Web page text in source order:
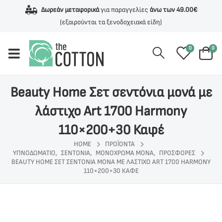
Δωρεάν μεταφορικάγια παραγγελίες άνω των 49.00€
(εξαιρούνται τα ξενοδοχειακά είδη)
0 0
Beauty Home Σετ σεντόνια μονά με
λάστιχο Art 1700 Harmony
110×200+30 Καφέ
HOME
ΠΡΟΪΌΝΤΑ
ΥΠΝΟΔΩΜΑΤΙΟ, ΣΕΝΤΟΝΙΑ, ΜΟΝΟΧΡΩΜΑ ΜΟΝΑ, ΠΡΟΣΦΟΡΕΣ
BEAUTY HOME ΣΕΤ ΣΕΝΤΌΝΙΑ ΜΟΝΆ ΜΕ ΛΆΣΤΙΧΟ ART 1700 HARMONY
110×200+30 ΚΑΦΈ